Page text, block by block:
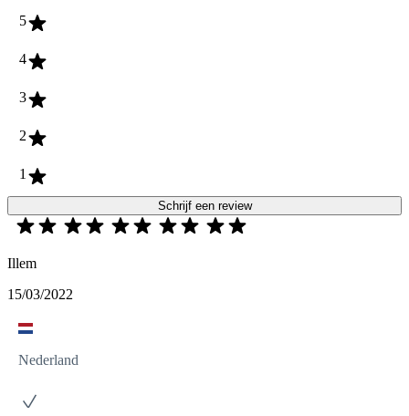
5
4
3
2
1
Schrijf een review
Illem
15/03/2022
Nederland